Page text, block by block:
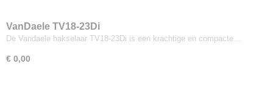
VanDaele TV18-23Di
De Vandaele hakselaar TV18-23Di is een krachtige en compacte…
€ 0,00